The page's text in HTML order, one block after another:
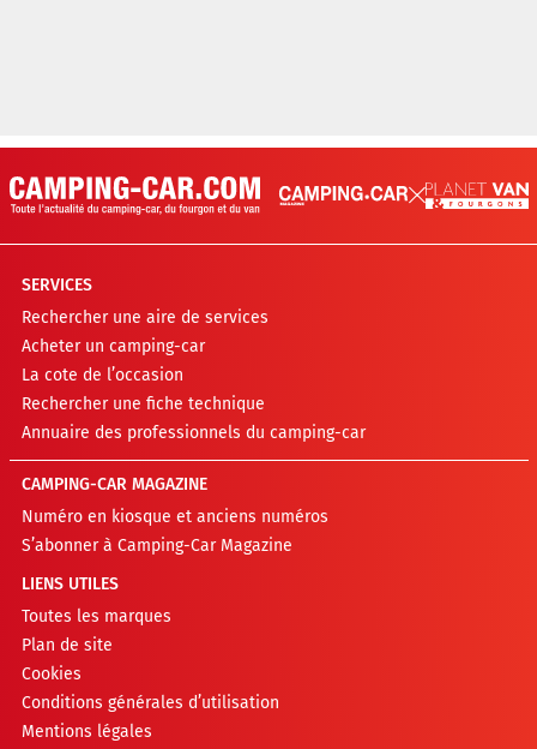
SERVICES
Rechercher une aire de services
Acheter un camping-car
La cote de l’occasion
Rechercher une fiche technique
Annuaire des professionnels du camping-car
CAMPING-CAR MAGAZINE
Numéro en kiosque et anciens numéros
S’abonner à Camping-Car Magazine
LIENS UTILES
Toutes les marques
Plan de site
Cookies
Conditions générales d’utilisation
Mentions légales